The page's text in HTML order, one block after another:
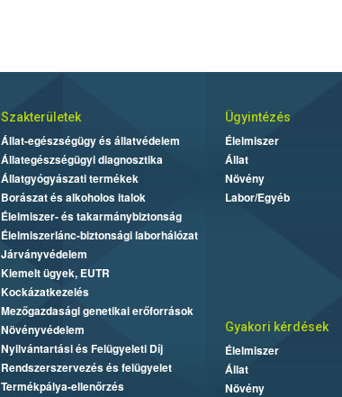
Szakterületek
Állat-egészségügy és állatvédelem
Állategészségügyi diagnosztika
Állatgyógyászati termékek
Borászat és alkoholos italok
Élelmiszer- és takarmánybiztonság
Élelmiszerlánc-biztonsági laborhálózat
Járványvédelem
Kiemelt ügyek, EUTR
Kockázatkezelés
Mezőgazdasági genetikai erőforrások
Növényvédelem
Nyilvántartási és Felügyeleti Díj
Rendszerszervezés és felügyelet
Termékpálya-ellenőrzés
Ügyintézés
Élelmiszer
Állat
Növény
Labor/Egyéb
Gyakori kérdések
Élelmiszer
Állat
Növény